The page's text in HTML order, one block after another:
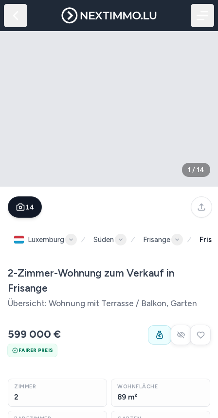
1 / 14
14
Luxemburg Süden Frisange
2-Zimmer-Wohnung zum Verkauf in
Frisange
Übersicht: Wohnung mit Terrasse / Balkon, Garten
599 000 €
FAIRER PREIS
ZIMMER
2
WOHNFLÄCHE
89 m²